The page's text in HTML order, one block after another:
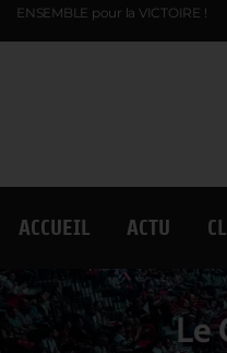
ENSEMBLE pour la VICTOIRE !
ACCUEIL ACTU
Le